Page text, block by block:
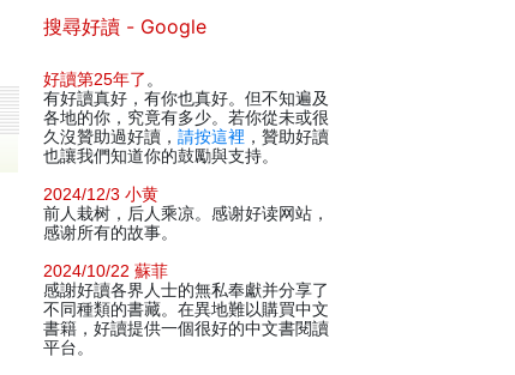
搜尋好讀 - Google
好讀第25年了 。
有好讀真好，有你也真好。但不知遍及
各地的你，究竟有多少。若你從未或很
久沒贊助過好讀， 請按這裡 ，贊助好讀
也讓我們知道你的鼓勵與支持。
2024/12/3 小黄
前人栽树，后人乘凉。感谢好读网站，
感谢所有的故事。
2024/10/22 蘇菲
感謝好讀各界人士的無私奉獻并分享了
不同種類的書藏。在異地難以購買中文
書籍，好讀提供一個很好的中文書閱讀
平台。